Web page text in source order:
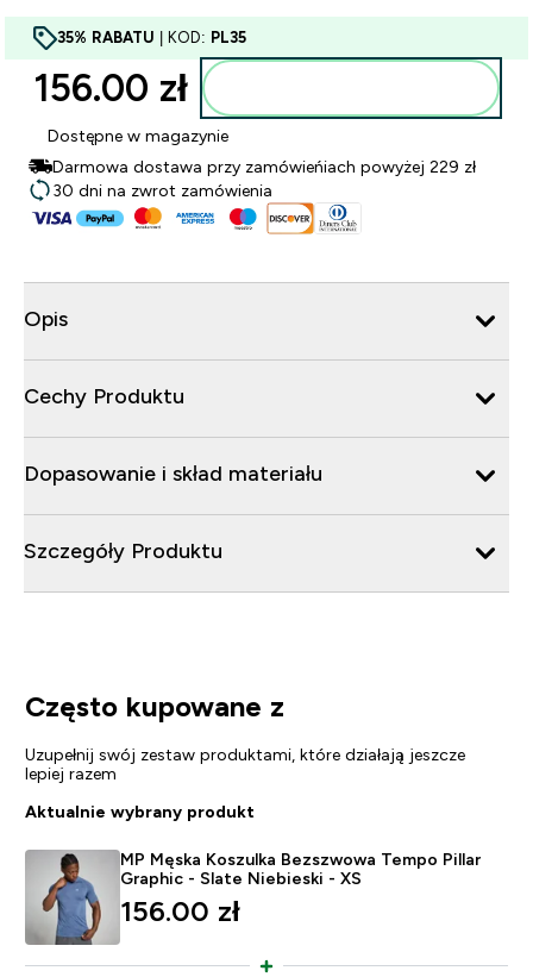
35% RABATU | KOD: PL35
156.00 zł‎
Dostępne w magazynie
Darmowa dostawa przy zamówieńiach powyżej 229 zł
30 dni na zwrot zamówienia
Opis
Cechy Produktu
Dopasowanie i skład materiału
Szczegóły Produktu
Często kupowane z
Uzupełnij swój zestaw produktami, które działają jeszcze
lepiej razem
Aktualnie wybrany produkt
MP Męska Koszulka Bezszwowa Tempo Pillar
Graphic - Slate Niebieski - XS
156.00 zł‎